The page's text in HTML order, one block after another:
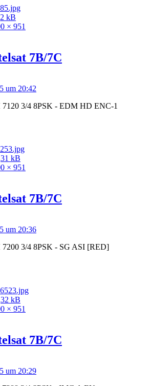
kB
× 951
7B/7C
um 20:42
7120 3/4 8PSK - EDM HD ENC-1
kB
× 951
7B/7C
um 20:36
7200 3/4 8PSK - SG ASI [RED]
kB
× 951
7B/7C
um 20:29